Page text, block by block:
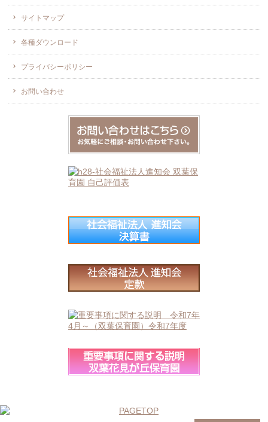
サイトマップ
各種ダウンロード
プライバシーポリシー
お問い合わせ